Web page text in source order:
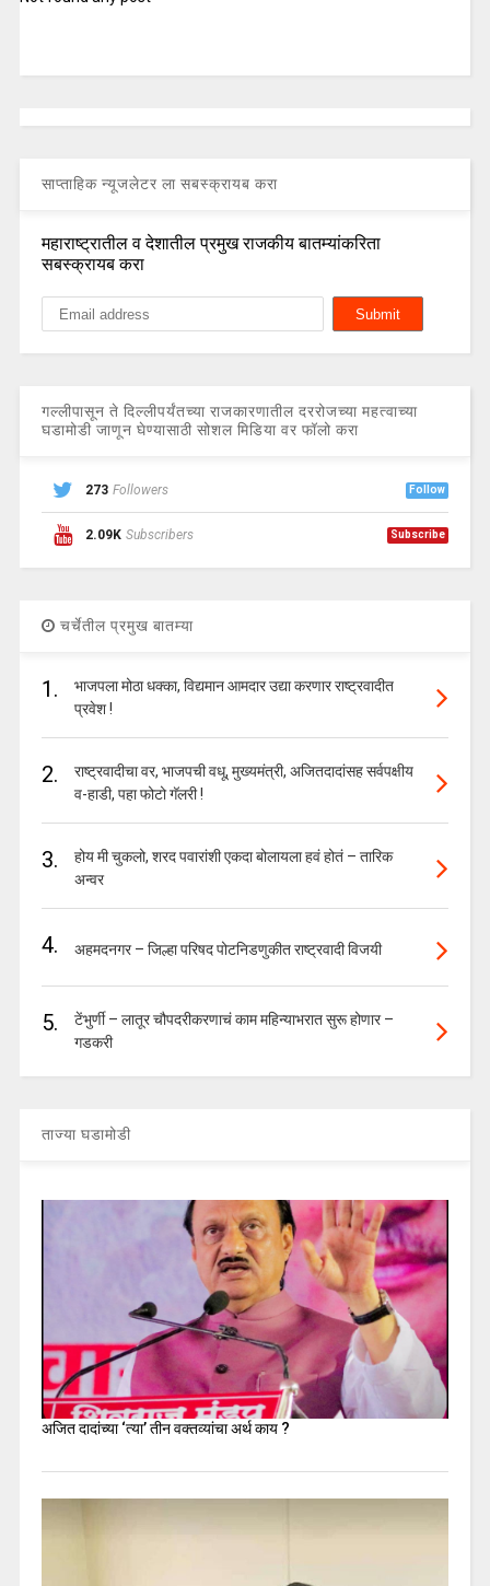
साप्ताहिक न्यूजलेटर ला सबस्क्रायब करा
महाराष्ट्रातील व देशातील प्रमुख राजकीय बातम्यांकरिता
सबस्क्रायब करा
गल्लीपासून ते दिल्लीपर्यंतच्या राजकारणातील दररोजच्या महत्वाच्या
घडामोडी जाणून घेण्यासाठी सोशल मिडिया वर फॉलो करा
273 Followers Follow
2.09K Subscribers Subscribe
चर्चेतील प्रमुख बातम्या
1.
भाजपला मोठा धक्का, विद्यमान आमदार उद्या करणार राष्ट्रवादीत
प्रवेश !
2.
राष्ट्रवादीचा वर, भाजपची वधू, मुख्यमंत्री, अजितदादांसह सर्वपक्षीय
व-हाडी, पहा फोटो गॅलरी !
3.
होय मी चुकलो, शरद पवारांशी एकदा बोलायला हवं होतं – तारिक
अन्वर
4. अहमदनगर – जिल्हा परिषद पोटनिडणुकीत राष्ट्रवादी विजयी
5.
टेंभुर्णी – लातूर चौपदरीकरणाचं काम महिन्याभरात सुरू होणार –
गडकरी
ताज्या घडामोडी
अजित दादांच्या ‘त्या’ तीन वक्तव्यांचा अर्थ काय ?